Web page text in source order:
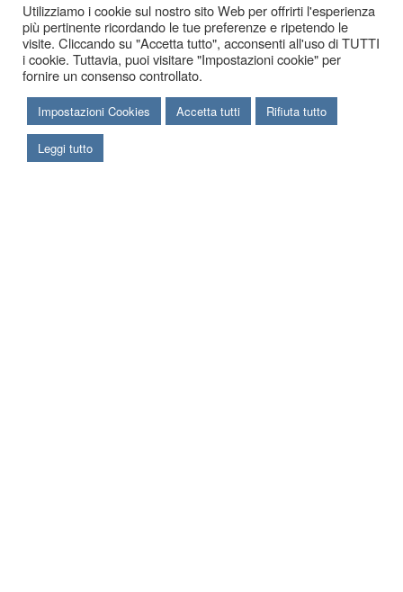
Utilizziamo i cookie sul nostro sito Web per offrirti l'esperienza
più pertinente ricordando le tue preferenze e ripetendo le
visite. Cliccando su "Accetta tutto", acconsenti all'uso di TUTTI
i cookie. Tuttavia, puoi visitare "Impostazioni cookie" per
fornire un consenso controllato.
Impostazioni Cookies Accetta tutti Rifiuta tutto
Leggi tutto